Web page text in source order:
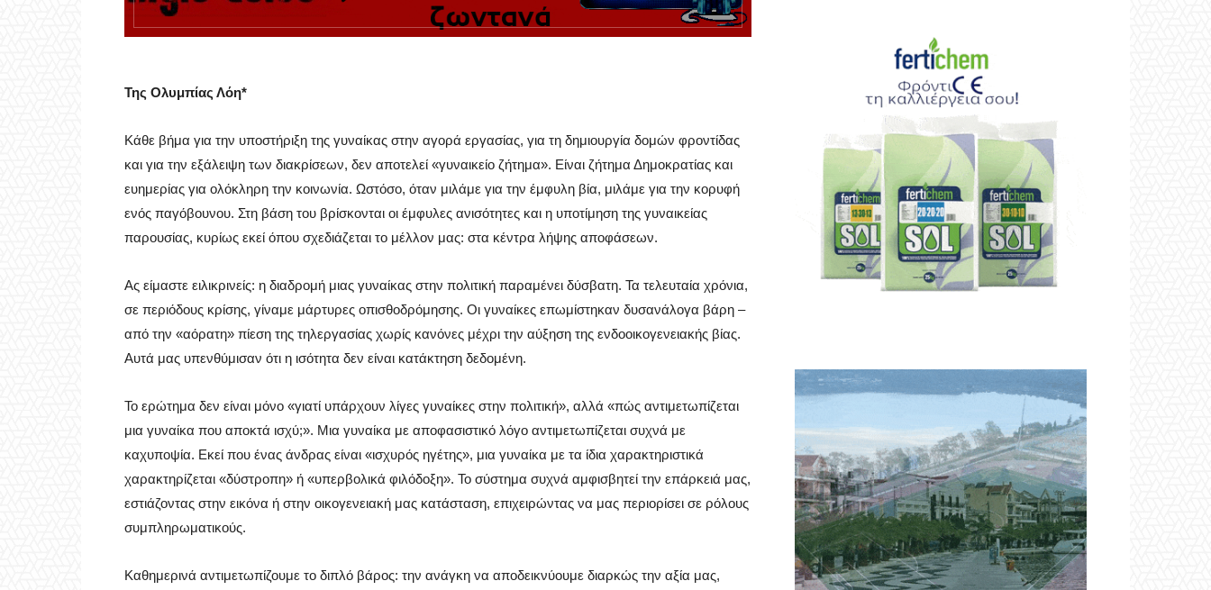
Της Ολυμπίας Λόη*
Κάθε βήμα για την υποστήριξη της γυναίκας στην αγορά εργασίας, για τη δημιουργία δομών φροντίδας
και για την εξάλειψη των διακρίσεων, δεν αποτελεί «γυναικείο ζήτημα». Είναι ζήτημα Δημοκρατίας και
ευημερίας για ολόκληρη την κοινωνία. Ωστόσο, όταν μιλάμε για την έμφυλη βία, μιλάμε για την κορυφή
ενός παγόβουνου. Στη βάση του βρίσκονται οι έμφυλες ανισότητες και η υποτίμηση της γυναικείας
παρουσίας, κυρίως εκεί όπου σχεδιάζεται το μέλλον μας: στα κέντρα λήψης αποφάσεων.
Ας είμαστε ειλικρινείς: η διαδρομή μιας γυναίκας στην πολιτική παραμένει δύσβατη. Τα τελευταία χρόνια,
σε περιόδους κρίσης, γίναμε μάρτυρες οπισθοδρόμησης. Οι γυναίκες επωμίστηκαν δυσανάλογα βάρη –
από την «αόρατη» πίεση της τηλεργασίας χωρίς κανόνες μέχρι την αύξηση της ενδοοικογενειακής βίας.
Αυτά μας υπενθύμισαν ότι η ισότητα δεν είναι κατάκτηση δεδομένη.
Το ερώτημα δεν είναι μόνο «γιατί υπάρχουν λίγες γυναίκες στην πολιτική», αλλά «πώς αντιμετωπίζεται
μια γυναίκα που αποκτά ισχύ;». Μια γυναίκα με αποφασιστικό λόγο αντιμετωπίζεται συχνά με
καχυποψία. Εκεί που ένας άνδρας είναι «ισχυρός ηγέτης», μια γυναίκα με τα ίδια χαρακτηριστικά
χαρακτηρίζεται «δύστροπη» ή «υπερβολικά φιλόδοξη». Το σύστημα συχνά αμφισβητεί την επάρκειά μας,
εστιάζοντας στην εικόνα ή στην οικογενειακή μας κατάσταση, επιχειρώντας να μας περιορίσει σε ρόλους
συμπληρωματικούς.
Καθημερινά αντιμετωπίζουμε το διπλό βάρος: την ανάγκη να αποδεικνύουμε διαρκώς την αξία μας,